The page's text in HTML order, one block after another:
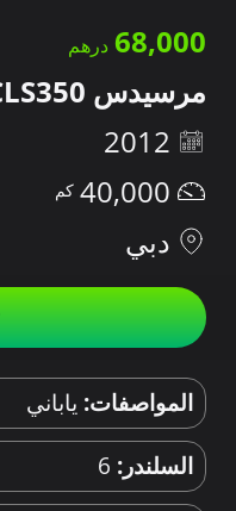
68,000
مرسيدس CLS350 للبيع
2012
40,000
دبي
المواصفات: ياباني
السلندر: 6